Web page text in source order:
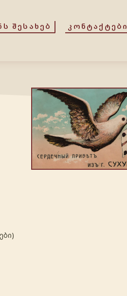
ᲨᲔᲡᲐᲮᲔᲑ ᲙᲝᲜᲢᲐᲥᲢᲔᲑᲘ